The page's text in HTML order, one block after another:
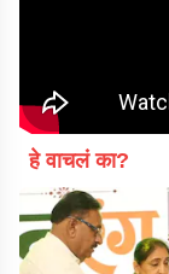
हे वाचलं का?